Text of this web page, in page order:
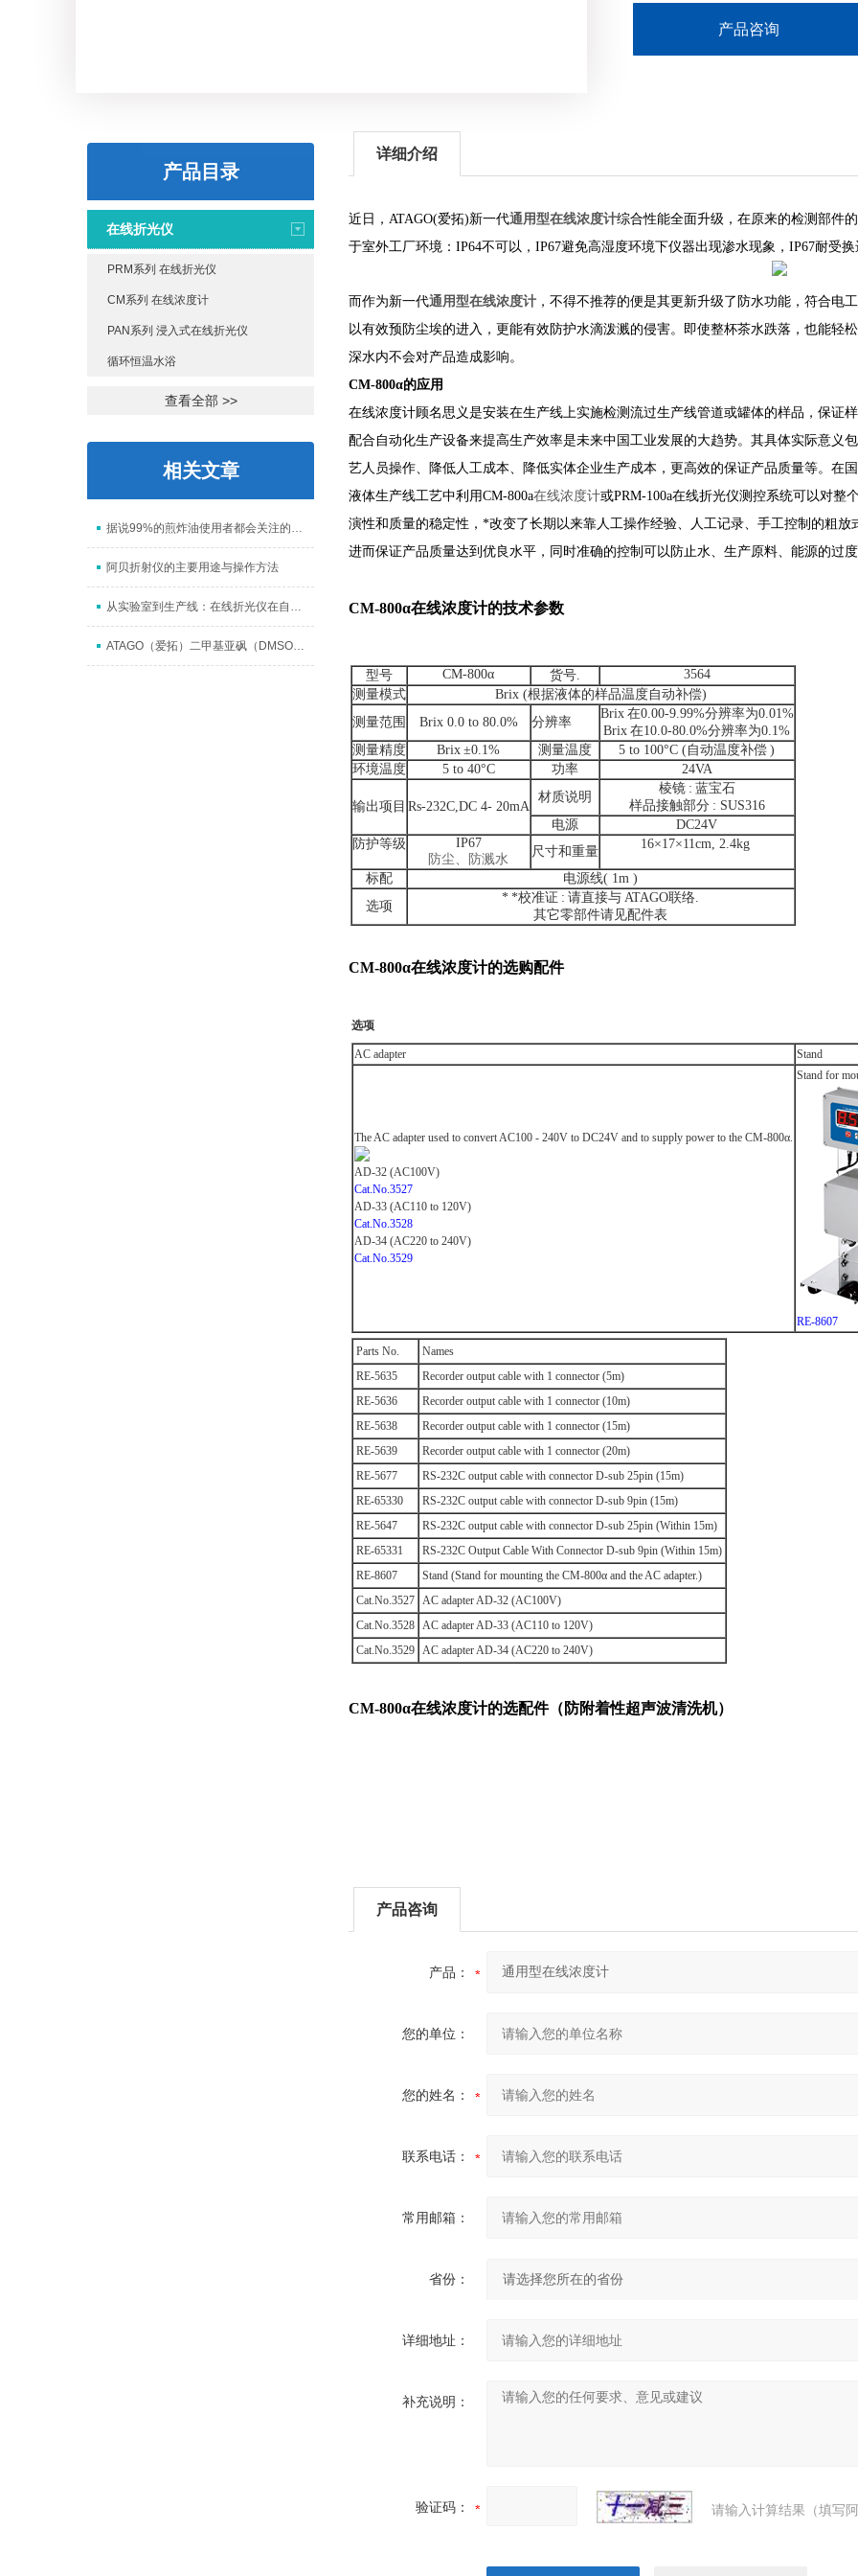
产品咨询
产品目录
在线折光仪
PRM系列 在线折光仪
CM系列 在线浓度计
PAN系列 浸入式在线折光仪
循环恒温水浴
查看全部 >>
相关文章
据说99%的煎炸油使用者都会关注的问题
阿贝折射仪的主要用途与操作方法
从实验室到生产线：在线折光仪在自动化监控中的角色
ATAGO（爱拓）二甲基亚砜（DMSO）浓度检测 高精度在线折光仪
详细介绍
近日， ATAGO(爱拓)新一代通用型在线浓度计综合性能全面升级，在原来的检测部件
于室外工厂环境： IP64不可以 ， IP67避免高湿度环境下仪器出现渗水现象 ， IP67耐受换
而作为新一代通用型在线浓度计，不得不推荐的便是其更新升级了防水功能，符合电
以有效预防尘埃的进入，更能有效防护水滴泼溅的侵害。即使整杯茶水跌落，也能轻
深水内不会对产品造成影响。
CM-800α的应用
在线浓度计顾名思义是安装在生产线上实施检测流过生产线管道或罐体的样品，保证
配合自动化生产设备来提高生产效率是未来中国工业发展的大趋势。其具体实际意义
艺人员操作、降低人工成本、降低实体企业生产成本，更高效的保证产品质量等。在
液体生产线工艺中利用CM-800a在线浓度计或PRM-100a在线折光仪测控系统可以对整
演性和质量的稳定性，*改变了长期以来靠人工操作经验、人工记录、手工控制的粗
进而保证产品质量达到优良水平，同时准确的控制可以防止水、生产原料、能源的过
CM-800α在线浓度计的技术参数
型号 CM-800α 货号.
3564
测量模式
Brix (根据液体的样品温度自动补偿)
测量范围
Brix 0.0 to 80.0% 分辨率
Brix 在0.00-9.99%分辨率为0.01%
Brix 在10.0-80.0%分辨率为0.1%
测量精度
Brix ±0.1% 测量温度 5 to 100°C (自动温度补偿 )
环境温度
5 to 40°C 功率 24VA
输出项目 Rs-232C,DC 4- 20mA
材质说明
棱镜 : 蓝宝石
样品接触部分 : SUS316
电源
DC24V
防护等级
IP67
防尘、防溅水
尺寸和重量
16×17×11cm, 2.4kg
标配 电源线( 1m )
选项
* *校准证 : 请直接与 ATAGO联络.
其它零部件请见配件表
CM-800α在线浓度计的选购配件
选项
AC adapter Stand
The AC adapter used to convert AC100 - 240V to DC24V and to supply power to the CM-800α.
AD-32 (AC100V)
Cat.No.3527
AD-33 (AC110 to 120V)
Cat.No.3528
AD-34 (AC220 to 240V)
Cat.No.3529
Stand for
RE-8607
Parts No.
Names
RE-5635
Recorder output cable with 1 connector (5m)
RE-5636
Recorder output cable with 1 connector (10m)
RE-5638
Recorder output cable with 1 connector (15m)
RE-5639
Recorder output cable with 1 connector (20m)
RE-5677
RS-232C output cable with connector D-sub 25pin (15m)
RE-65330
RS-232C output cable with connector D-sub 9pin (15m)
RE-5647
RS-232C output cable with connector D-sub 25pin (Within 15m)
RE-65331
RS-232C Output Cable With Connector D-sub 9pin (Within 15m)
RE-8607
Stand (Stand for mounting the CM-800α and the AC adapter.)
Cat.No.3527 AC adapter AD-32 (AC100V)
Cat.No.3528 AC adapter AD-33 (AC110 to 120V)
Cat.No.3529 AC adapter AD-34 (AC220 to 240V)
CM-800α在线浓度计的选配件（防附着性超声波清洗机）
产品咨询
产品：
您的单位：
您的姓名：
联系电话：
常用邮箱：
省份：
详细地址：
补充说明：
验证码： 请输入计算结果（填写